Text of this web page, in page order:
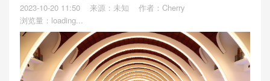
2023-10-20 11:50 来源：未知
作者：Cherry
浏览量： loading...